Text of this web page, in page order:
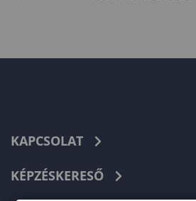
KAPCSOLAT
KÉPZÉSKERESŐ